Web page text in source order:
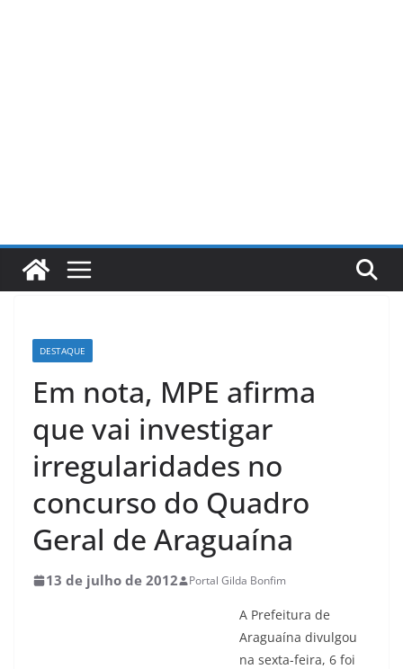
DESTAQUE
Em nota, MPE afirma
que vai investigar
irregularidades no
concurso do Quadro
Geral de Araguaína
13 de julho de 2012 Portal Gilda Bonfim
A Prefeitura de
Araguaína divulgou
na sexta-feira, 6 foi